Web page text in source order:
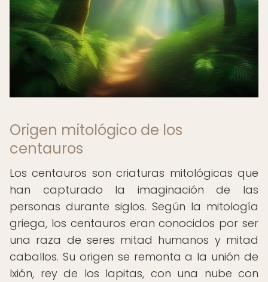
Origen mitológico de los
centauros
Los centauros son criaturas mitológicas que
han capturado la imaginación de las
personas durante siglos. Según la mitología
griega, los centauros eran conocidos por ser
una raza de seres mitad humanos y mitad
caballos. Su origen se remonta a la unión de
Ixión, rey de los lapitas, con una nube con